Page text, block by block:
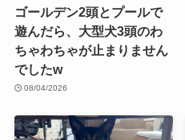
ゴールデン2頭とプールで
遊んだら、大型犬3頭のわ
ちゃわちゃが止まりません
でしたw
08/04/2026